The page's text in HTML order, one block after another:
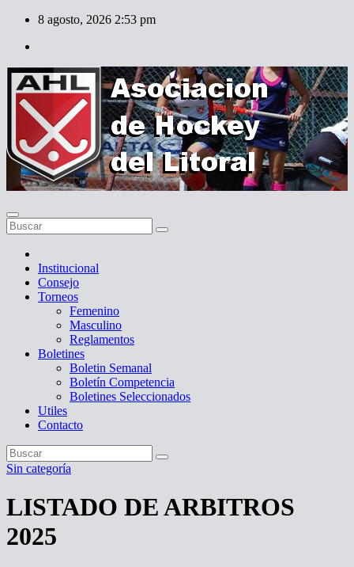
Skip
content
8 agosto, 2026 2:53 pm
Institucional
Consejo
Torneos
Femenino
Masculino
Reglamentos
Boletines
Boletin Semanal
Boletín Competencia
Boletines Seleccionados
Utiles
Contacto
Sin categoría
LISTADO DE ARBITROS
2025